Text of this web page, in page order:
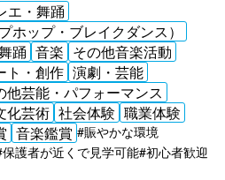
エ・舞踊
ホップ・ブレイクダンス）
踊 音楽 その他音楽活動
ト・創作 演劇・芸能
他芸能・パフォーマンス
化芸術 社会体験 職業体験
音楽鑑賞 #賑やかな環境
護者が近くで見学可能#初心者歓迎